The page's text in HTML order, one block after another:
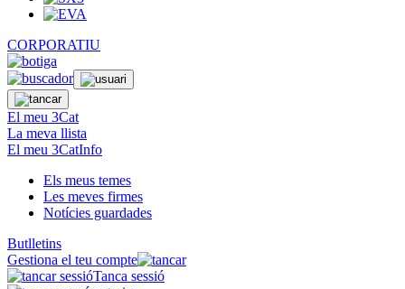
CORPORATIU
El meu 3Cat
La meva llista
El meu 3CatInfo
Els meus temes
Les meves firmes
Notícies guardades
Butlletins
Gestiona el teu compte
Tanca sessió